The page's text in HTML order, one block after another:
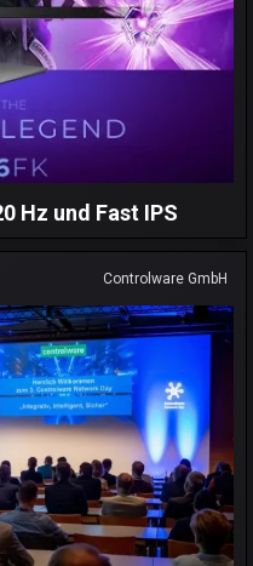
Hz und Fast IPS
Controlware GmbH